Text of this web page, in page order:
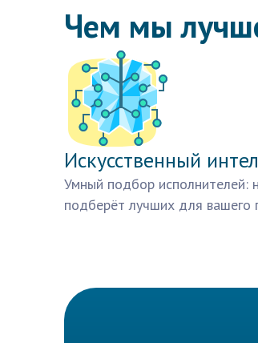
Чем мы
Искусственный
Умный подбор исполнителей:
подберёт лучших для вашего